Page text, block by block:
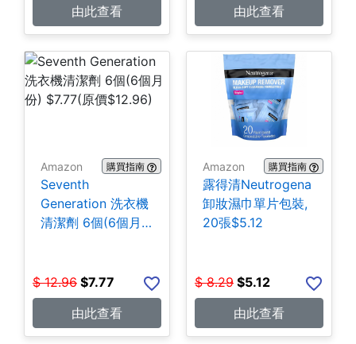
由此查看
由此查看
Amazon 購買指南
Seventh
Generation 洗衣機
清潔劑 6個(6個月
$ 12.96 $7.77
由此查看
Amazon 購買指南
露得清Neutrogena
卸妝濕巾單片包裝,
20張$5.12
$ 8.29 $5.12
由此查看